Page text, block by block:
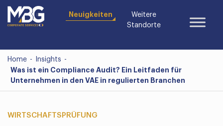
Neuigkeiten
Weitere
Standorte
Home - Insights -
Was ist ein Compliance Audit? Ein Leitfaden für
Unternehmen in den VAE in regulierten Branchen
WIRTSCHAFTSPRÜFUNG